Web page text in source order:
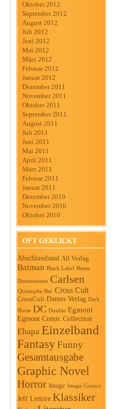
Oktober 2012
September 2012
August 2012
Juli 2012
Juni 2012
Mai 2012
März 2012
Februar 2012
Januar 2012
Dezember 2011
November 2011
Oktober 2011
September 2011
August 2011
Juli 2011
Juni 2011
Mai 2011
April 2011
März 2011
Februar 2011
Januar 2011
Dezember 2010
November 2010
Oktober 2010
OFT GEKLICKT
Abschlussband All Verlag
Batman Black Label Bunte
Dimensionen Carlsen
Christophe Bec Cross Cult
CrossCult Dantes Verlag Dark
Horse DC Double Egmont
Egmont Comic Collection
Ehapa Einzelband
FantasyFunny
Gesamtausgabe
Graphic Novel
Horror Image Image Comics
Jeff Lemire Klassiker